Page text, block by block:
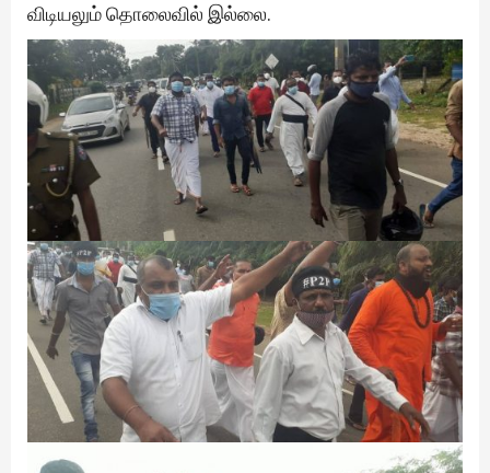
விடியலும் தொலைவில் இல்லை.